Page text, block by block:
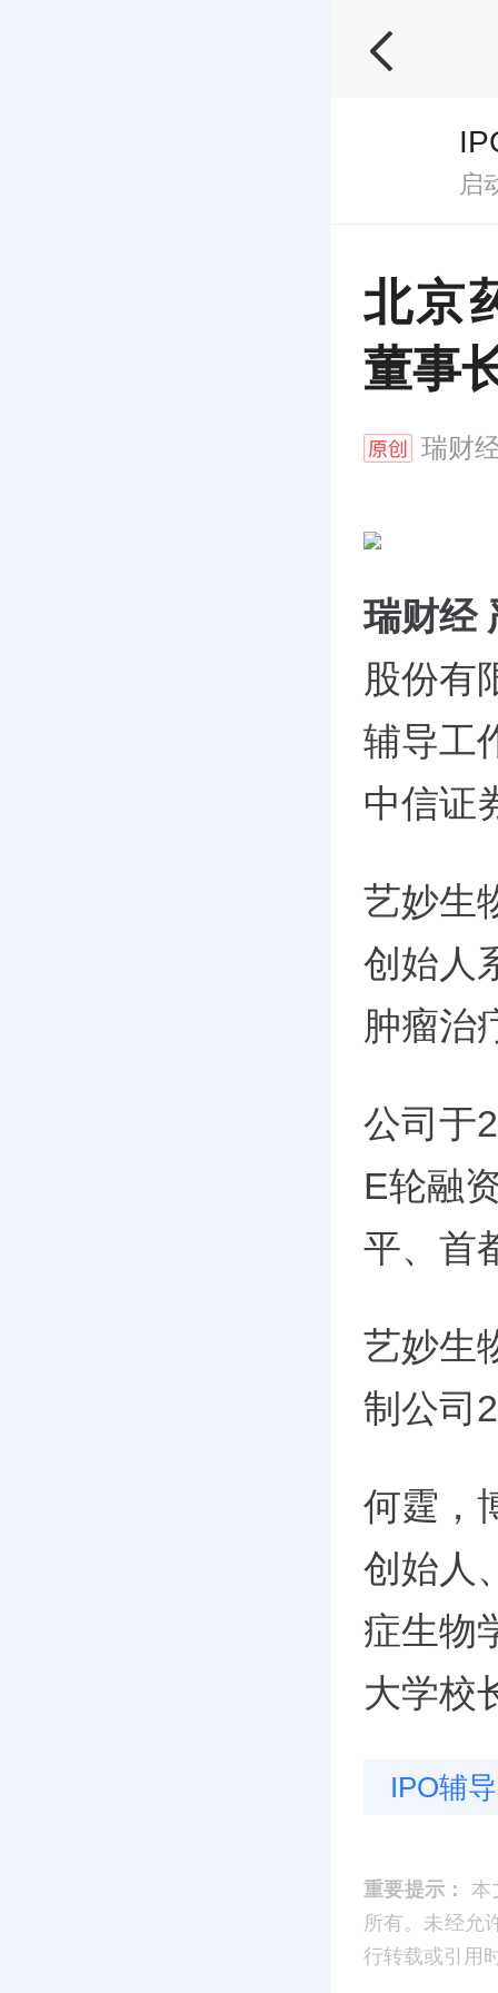
启
北京
董事
瑞财
瑞财经
股份有
辅导工
中信证
艺妙生
创始人
肿瘤治
公司于
E轮融
平、首
艺妙生
制公司
何霆，
创始人
症生物
大学校
IPO辅导
重要提示：
本
所有。未经允
行转载或引用